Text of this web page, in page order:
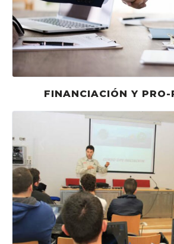
FINANCIACIÓN Y PRO-